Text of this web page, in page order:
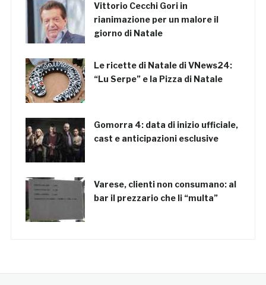
Vittorio Cecchi Gori in
rianimazione per un malore il
giorno di Natale
Le ricette di Natale di VNews24:
“Lu Serpe” e la Pizza di Natale
Gomorra 4: data di inizio ufficiale,
cast e anticipazioni esclusive
Varese, clienti non consumano: al
bar il prezzario che li “multa”